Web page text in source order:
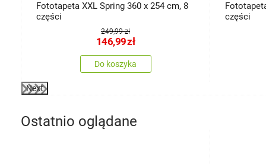
Fototapeta XXL Spring 360 x 254 cm, 8
części
249,99 zł
146,99zł
Do koszyka
części
Next
Ostatnio oglądane